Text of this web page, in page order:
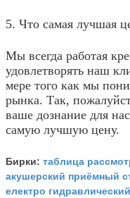
5. Что самая лучшая
Мы всегда работая
удовлетворять наш
мере того как мы
рынка. Так,
ваше дознание для
самую лучшую цену.
Бирки: таблица
акушерский приёмный
електро